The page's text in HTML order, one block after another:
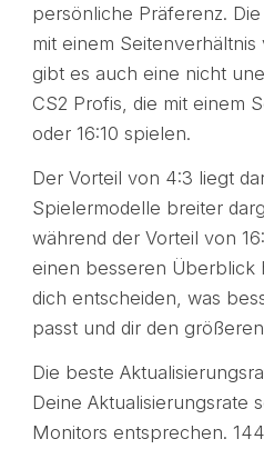
persönliche Präferenz.
mit einem
gibt es auch eine nicht
CS2 Profis, die mit einem
oder 16:10 spielen.
Der Vorteil von 4:3 liegt
Spielermodelle breiter
während der Vorteil von
einen besseren Überblick
dich entscheiden, was
passt und dir den
Die beste
Deine Aktualisierungsrate
Monitors entsprechen.